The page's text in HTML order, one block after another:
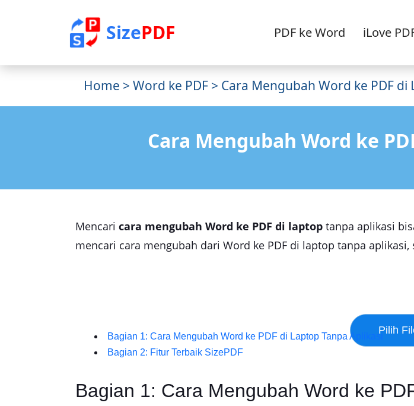
SizePDF PDF ke Word iLove
Home > Word ke PDF > Cara Mengubah Word ke PDF di
Cara Mengubah Word ke
Mencari cara mengubah Word ke PDF di laptop tanpa aplikasi
mencari cara mengubah dari Word ke PDF di laptop tanpa
Bagian 1: Cara Mengubah Word ke PDF di Laptop Tanpa Aplikasi
Bagian 2: Fitur Terbaik SizePDF
Bagian 1: Cara Mengubah Word ke